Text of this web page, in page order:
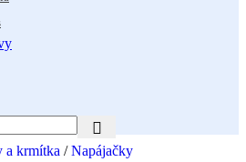
a krmítka / Napájačky